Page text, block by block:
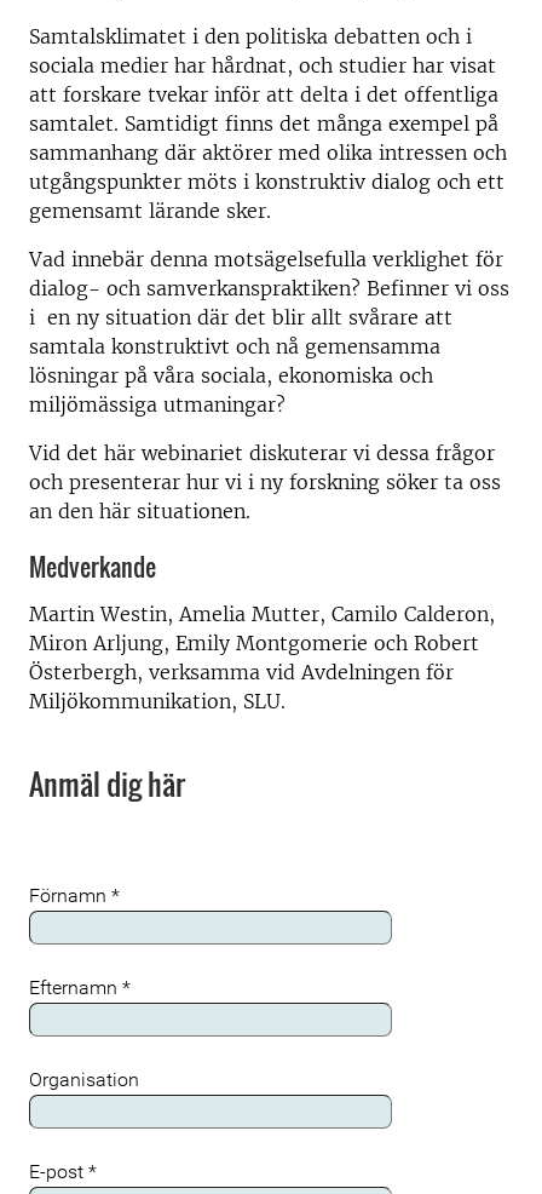
Samtalsklimatet i den politiska debatten och i
sociala medier har hårdnat, och studier har visat
att forskare tvekar inför att delta i det offentliga
samtalet. Samtidigt finns det många exempel på
sammanhang där aktörer med olika intressen och
utgångspunkter möts i konstruktiv dialog och ett
gemensamt lärande sker.
Vad innebär denna motsägelsefulla verklighet för
dialog- och samverkanspraktiken? Befinner vi oss
i en ny situation där det blir allt svårare att
samtala konstruktivt och nå gemensamma
lösningar på våra sociala, ekonomiska och
miljömässiga utmaningar?
Vid det här webinariet diskuterar vi dessa frågor
och presenterar hur vi i ny forskning söker ta oss
an den här situationen.
Medverkande
Martin Westin, Amelia Mutter, Camilo Calderon,
Miron Arljung, Emily Montgomerie och Robert
Österbergh, verksamma vid Avdelningen för
Miljökommunikation, SLU.
Anmäl dig här
Förnamn *
Efternamn *
Organisation
E-post *